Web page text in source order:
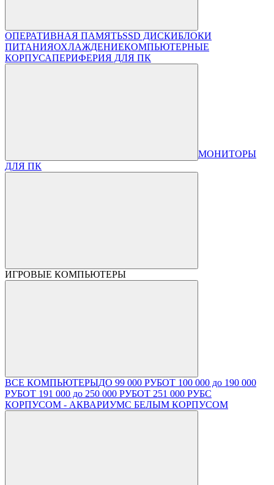
ОПЕРАТИВНАЯ ПАМЯТЬSSD ДИСКИБЛОКИ
ПИТАНИЯОХЛАЖДЕНИЕКОМПЬЮТЕРНЫЕ
КОРПУСАПЕРИФЕРИЯ ДЛЯ ПК
МОНИТОРЫ
ДЛЯ ПК
ИГРОВЫЕ КОМПЬЮТЕРЫ
ВСЕ КОМПЬЮТЕРЫДО 99 000 РУБОТ 100 000 до 190 000
РУБОТ 191 000 до 250 000 РУБОТ 251 000 РУБС
КОРПУСОМ - АКВАРИУМС БЕЛЫМ КОРПУСОМ